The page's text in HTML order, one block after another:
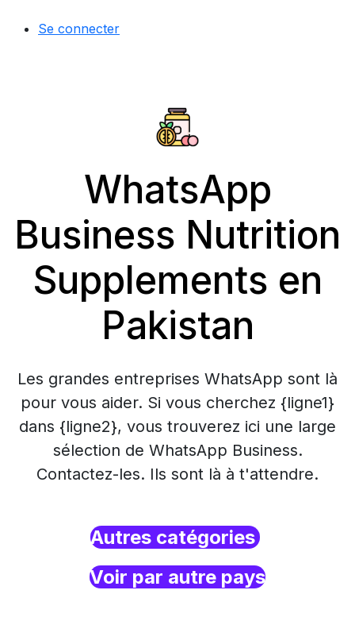
Se connecter
WhatsApp
Business Nutrition
Supplements en
Pakistan
Les grandes entreprises WhatsApp sont là
pour vous aider. Si vous cherchez {ligne1}
dans {ligne2}, vous trouverez ici une large
sélection de WhatsApp Business.
Contactez-les. Ils sont là à t'attendre.
Autres catégories
Voir par autre pays